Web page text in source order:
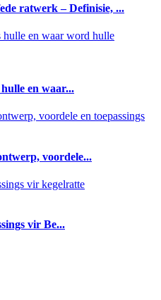
ratwerk – Definisie, ...
en waar...
voordele...
vir Be...